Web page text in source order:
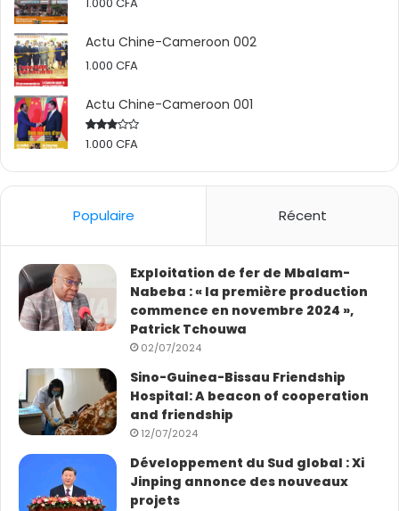
correspondantes ayant été notifiées aux Conseils
Régionaux dès le 06 novembre 2025 pour permettre la
passation par anticipation des marchés.
Les projets à gestion communale, au nombre de 158,
mobilisent une enveloppe de 15 milliards 560 millions de
FCFA et couvrent 1 554,66 km de routes et 1 711,20 ml
d’ouvrages d’art, grâce à la mutualisation des
compte 343 Communes sur 360.
1.000 CFA
Actu Chine-Cameroon 002
1.000 CFA
Actu Chine-Cameroon 001
Rated
1.000 CFA
Populaire Récent
Exploitation de fer de Mbalam-
Nabeba : « la première production
commence en novembre 2024 »,
Patrick Tchouwa
02/07/2024
Sino-Guinea-Bissau Friendship
Hospital: A beacon of cooperation
and friendship
12/07/2024
Développement du Sud global : Xi
Jinping annonce des nouveaux
projets